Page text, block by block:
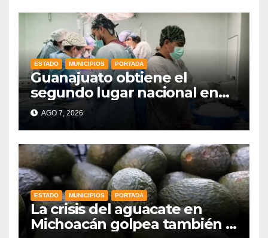
ESTADO MUNICIPIOS PORTADA
Guanajuato obtiene el
segundo lugar nacional en
procuración de órganos
AGO 7, 2026
ESTADO MUNICIPIOS PORTADA
La crisis del aguacate en
Michoacán golpea también a